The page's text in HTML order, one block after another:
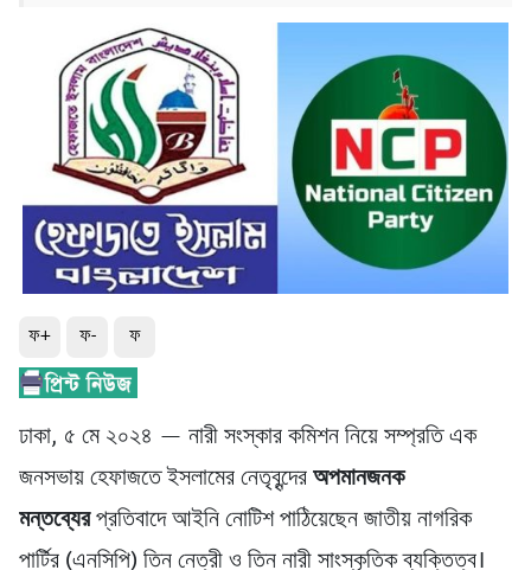
ফ+ ফ- ফ
ঢাকা, ৫ মে ২০২৪ — নারী সংস্কার কমিশন নিয়ে সম্প্রতি এক
জনসভায় হেফাজতে ইসলামের নেতৃবৃন্দেরঅপমানজনক
মন্তব্যেরপ্রতিবাদে আইনি নোটিশ পাঠিয়েছেন জাতীয় নাগরিক